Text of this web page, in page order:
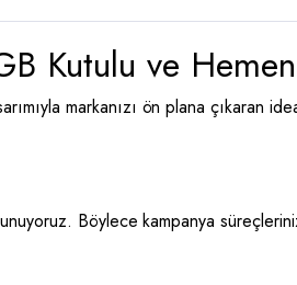
Kutulu ve
markanızı ön plana çıkaran
Böylece kampanya